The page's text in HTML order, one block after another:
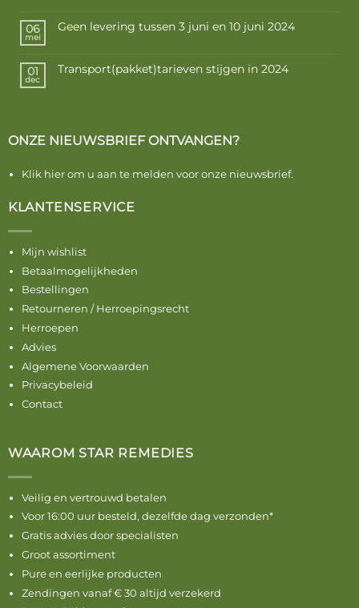
06
mei
Geen levering tussen 3 juni en 10 juni 2024
01
dec
Transport(pakket)tarieven stijgen in 2024
ONZE NIEUWSBRIEF ONTVANGEN?
Klik hier om u aan te melden voor onze nieuwsbrief.
KLANTENSERVICE
Mijn wishlist
Betaalmogelijkheden
Bestellingen
Retourneren / Herroepingsrecht
Herroepen
Advies
Algemene Voorwaarden
Privacybeleid
Contact
WAAROM STAR REMEDIES
Veilig en vertrouwd betalen
Voor 16:00 uur besteld, dezelfde dag verzonden*
Gratis advies door specialisten
Groot assortiment
Pure en eerlijke producten
Zendingen vanaf € 30 altijd verzekerd